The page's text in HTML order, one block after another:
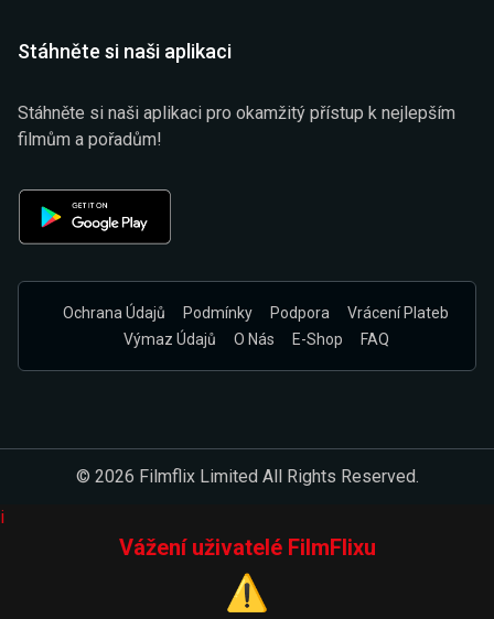
Stáhněte si naši aplikaci
Stáhněte si naši aplikaci pro okamžitý přístup k nejlepším
filmům a pořadům!
Ochrana Údajů Podmínky Podpora
Vrácení Plateb
Výmaz Údajů
O Nás E-Shop FAQ
© 2026 Filmflix Limited All Rights Reserved.
i
Vážení uživatelé FilmFlixu
⚠️